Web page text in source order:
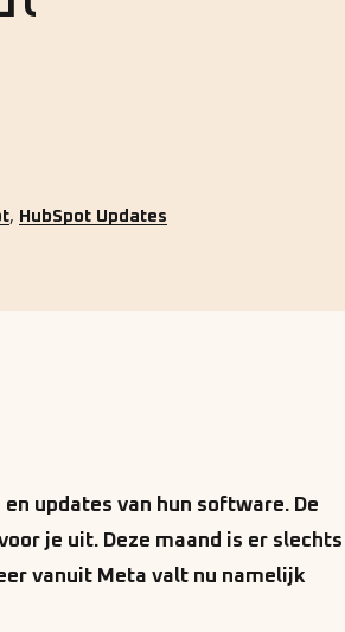
, HubSpot Updates
updates van hun software. De
je uit. Deze maand is er slechts
vanuit Meta valt nu namelijk